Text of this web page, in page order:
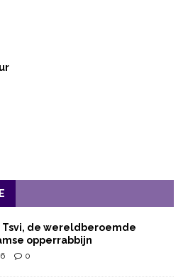
Tsvi, de wereldberoemde
opperrabbijn
0